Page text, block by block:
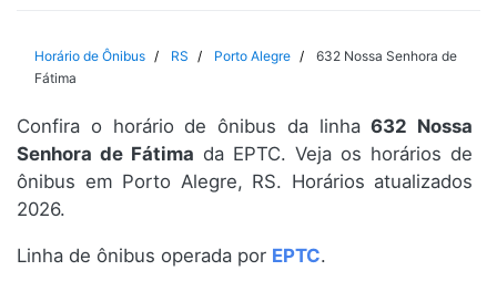
Espírito Santo
Paraná
Santa Catarina
Horário de Ônibus RS Porto Alegre
632 Nossa Senhora de
Fátima
Confira o horário de ônibus da linha632 Nossa
Senhora de Fátima da EPTC. Veja os horários de
ônibus em Porto Alegre, RS. Horários atualizados
2026.
Linha de ônibus operada por EPTC.